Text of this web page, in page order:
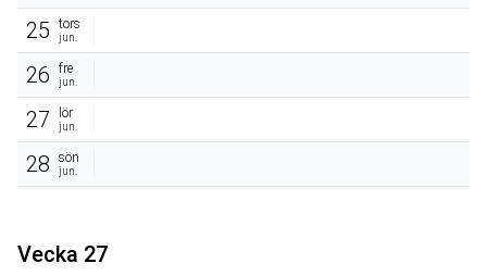
25 tors
jun.
26 fre
jun.
27 lör
jun.
28 sön
jun.
Vecka 27